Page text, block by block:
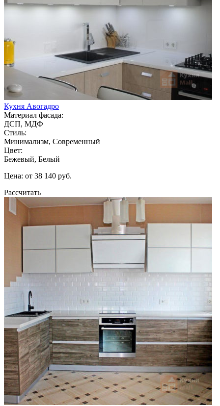
Кухня Авогадро
Материал фасада:
ДСП, МДФ
Стиль:
Минимализм, Современный
Цвет:
Бежевый, Белый
Цена: от 38 140 руб.
Рассчитать